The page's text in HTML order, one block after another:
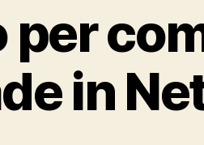
per
in